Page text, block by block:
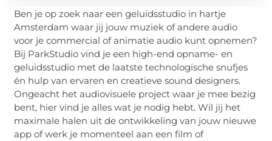
Ben je op zoek naar een geluidsstudio in hartje
Amsterdam waar jij jouw muziek of andere audio
voor je commercial of animatie audio kunt opnemen?
Bij ParkStudio vind je een high-end opname- en
geluidsstudio met de laatste technologische snufjes
én hulp van ervaren en creatieve sound designers.
Ongeacht het audiovisuele project waar je mee bezig
bent, hier vind je alles wat je nodig hebt. Wil jij het
maximale halen uit de ontwikkeling van jouw nieuwe
app of werk je momenteel aan een film of